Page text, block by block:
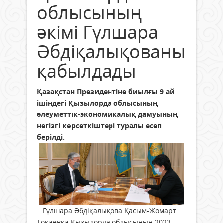
облысының
әкімі Гүлшара
Әбдіқалықованы
қабылдады
Қазақстан Президентіне биылғы 9 ай
ішіндегі Қызылорда облысының
әлеуметтік-экономикалық дамуының
негізгі көрсеткіштері туралы есеп
берілді.
Гүлшара Әбдіқалықова Қасым-Жомарт